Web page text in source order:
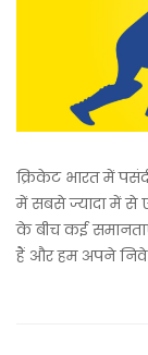
क्रिकेट भारत में
में सबसे ज्यादा में से
के बीच कई
हैं और हम अपने